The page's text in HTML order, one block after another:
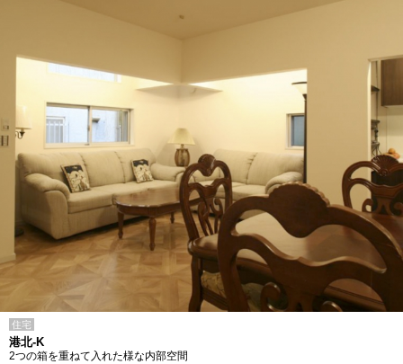
住宅
港北-K
2つの箱を重ねて入れた様な内部空間